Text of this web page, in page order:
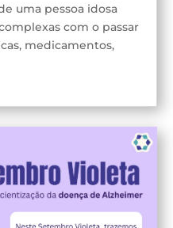
uma pessoa idosa
com o passar
medicamentos,